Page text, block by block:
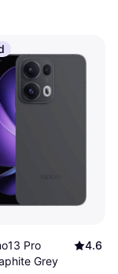
Pro
Grey
4.6